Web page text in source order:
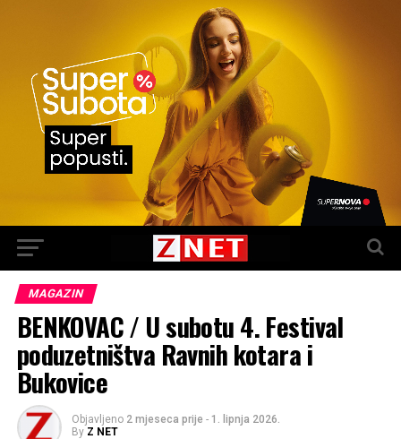
MAGAZIN
BENKOVAC / U subotu 4. Festival
poduzetništva Ravnih kotara i
Bukovice
Objavljeno 2 mjeseca prije - 1. lipnja 2026.
By Z NET